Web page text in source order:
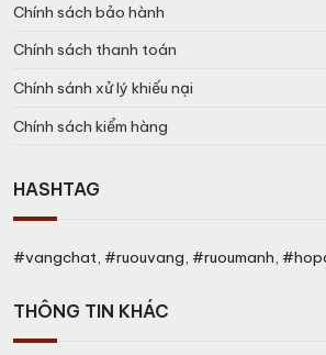
Chính sách bảo hành
Chính sách thanh toán
Chính sánh xử lý khiếu nại
Chính sách kiểm hàng
HASHTAG
#vangchat, #ruouvang, #ruoumanh,
THÔNG TIN KHÁC